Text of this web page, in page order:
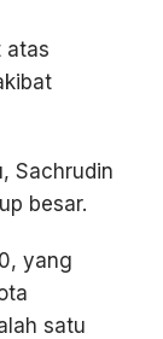
atas
Sachrudin
besar.
yang
satu